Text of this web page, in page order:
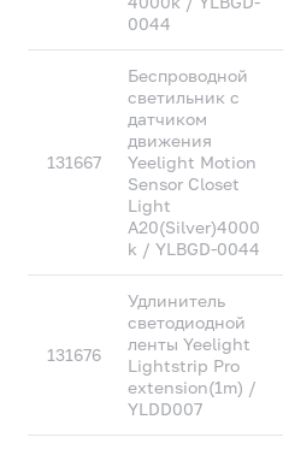
0044
131667
Беспроводной
светильник с
датчиком
движения
Yeelight Motion
Sensor Closet
Light
A20(Silver)4000
k / YLBGD-0044
131676
Удлинитель
светодиодной
ленты Yeelight
Lightstrip Pro
extension(1m) /
YLDD007